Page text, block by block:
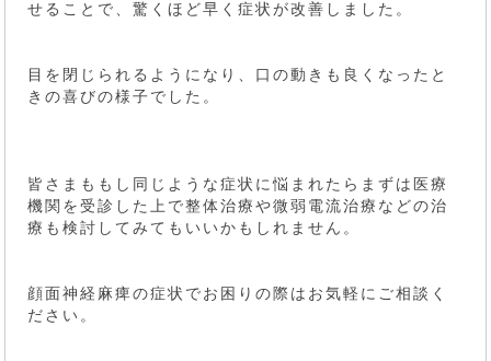
せることで、驚くほど早く症状が改善しました。
目を閉じられるようになり、口の動きも良くなったと
きの喜びの様子でした。
皆さまももし同じような症状に悩まれたらまずは医療
機関を受診した上で整体治療や微弱電流治療などの治
療も検討してみてもいいかもしれません。
顔面神経麻痺の症状でお困りの際はお気軽にご相談く
ださい。